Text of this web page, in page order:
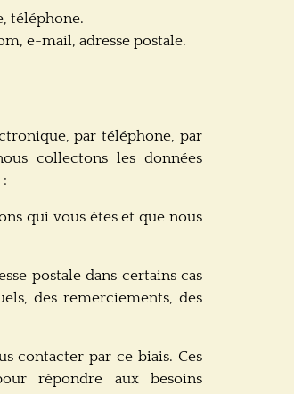
téléphone.
e-mail, adresse postale.
par téléphone, par
collectons les données
qui vous êtes et que nous
postale dans certains cas
des remerciements, des
contacter par ce biais. Ces
répondre aux besoins